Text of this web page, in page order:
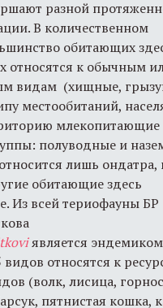
разной
В количественном
обитающих
относятся к обычным
видам (хищные,
местообитаний,
млекопитающие
полуводные и
лишь ондатра,
обитающие здесь
Из всей териофауны БР
является эндемиком
видов относятся к
(волк, лисица,
пятнистая кошка,